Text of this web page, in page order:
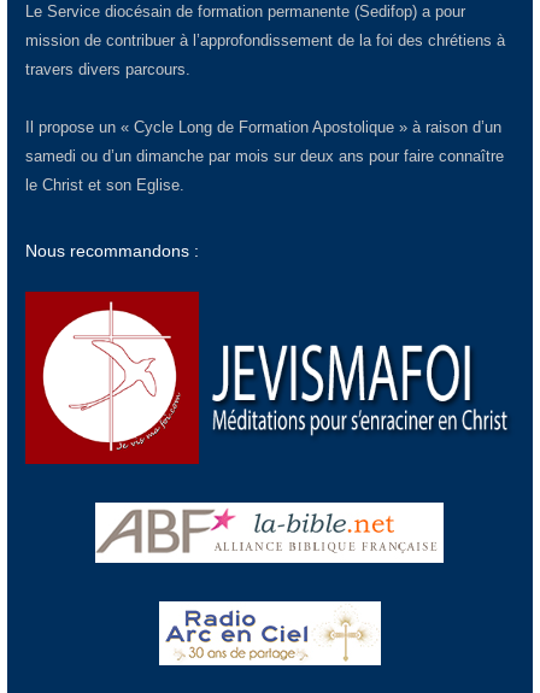
Le Service diocésain de formation permanente (Sedifop) a pour
mission de contribuer à l’approfondissement de la foi des chrétiens à
travers divers parcours.
Il propose un « Cycle Long de Formation Apostolique » à raison d’un
samedi ou d’un dimanche par mois sur deux ans pour faire connaître
le Christ et son Eglise.
Nous recommandons :